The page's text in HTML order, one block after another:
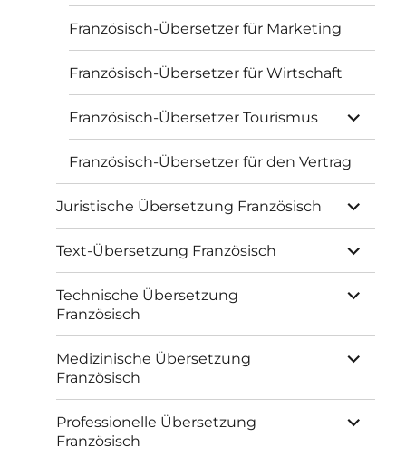
Französisch-Übersetzer für Marketing
Französisch-Übersetzer für Wirtschaft
Französisch-Übersetzer Tourismus
öffnen
Französisch-Übersetzer für den Vertrag
Juristische Übersetzung Französisch
öffnen
Text-Übersetzung Französisch
öffnen
Technische Übersetzung
Französisch
öffnen
Medizinische Übersetzung
Französisch
öffnen
Professionelle Übersetzung
Französisch
öffnen